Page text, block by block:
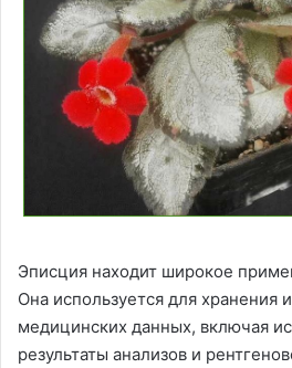
Эписция находит широкое
Она используется для хранения
медицинских данных, включая
результаты анализов и